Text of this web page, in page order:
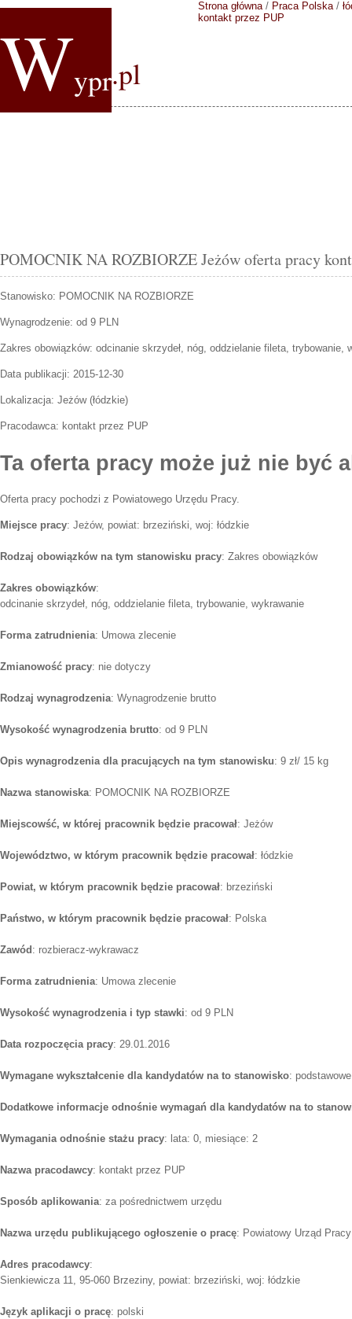
Wypr.pl
Strona główna/ Praca Polska/
kontakt przez PUP
POMOCNIK NA ROZBIORZE Jeżów oferta pracy
Stanowisko: POMOCNIK NA ROZBIORZE
Wynagrodzenie: od 9 PLN
Zakres obowiązków: odcinanie skrzydeł, nóg, oddzielanie fileta, trybowanie,
Data publikacji: 2015-12-30
Lokalizacja: Jeżów(łódzkie)
Pracodawca: kontakt przez PUP
Ta oferta pracy może już nie być
Oferta pracy pochodzi z Powiatowego Urzędu Pracy.
Miejsce pracy: Jeżów, powiat: brzeziński, woj: łódzkie
Rodzaj obowiązków na tym stanowisku pracy: Zakres obowiązków
Zakres obowiązków:
odcinanie skrzydeł, nóg, oddzielanie fileta, trybowanie, wykrawanie
Forma zatrudnienia: Umowa zlecenie
Zmianowość pracy: nie dotyczy
Rodzaj wynagrodzenia: Wynagrodzenie brutto
Wysokość wynagrodzenia brutto: od 9 PLN
Opis wynagrodzenia dla pracujących na tym stanowisku: 9 zł/ 15 kg
Nazwa stanowiska: POMOCNIK NA ROZBIORZE
Miejscowść, w której pracownik będzie pracował: Jeżów
Województwo, w którym pracownik będzie pracował: łódzkie
Powiat, w którym pracownik będzie pracował: brzeziński
Państwo, w którym pracownik będzie pracował: Polska
Zawód : rozbieracz-wykrawacz
Forma zatrudnienia: Umowa zlecenie
Wysokość wynagrodzenia i typ stawki: od 9 PLN
Data rozpoczęcia pracy: 29.01.2016
Wymagane wykształcenie dla kandydatów na to stanowisko: podstawowe
Dodatkowe informacje odnośnie wymagań dla kandydatów na to
Wymagania odnośnie stażu pracy: lata: 0, miesiące: 2
Nazwa pracodawcy: kontakt przez PUP
Sposób aplikowania: za pośrednictwem urzędu
Nazwa urzędu publikującego ogłoszenie o pracę: Powiatowy Urząd
Adres pracodawcy:
Sienkiewicza 11, 95-060 Brzeziny, powiat: brzeziński, woj: łódzkie
Język aplikacji o pracę: polski